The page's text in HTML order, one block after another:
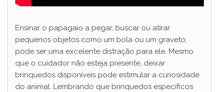
Ensinar o papagaio a pegar, buscar ou atirar
pequenos objetos como um bola ou um graveto,
pode ser uma excelente distração para ele. Mesmo
que o cuidador não esteja presente, deixar
brinquedos disponíveis pode estimular a curiosidade
do animal. Lembrando que brinquedos específicos